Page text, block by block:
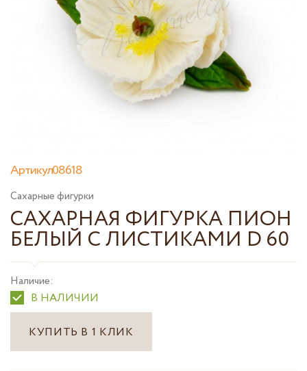
Артикул08618
Сахарные фигурки
САХАРНАЯ ФИГУРКА ПИОН
БЕЛЫЙ С ЛИСТИКАМИ D 60
Наличие:
В НАЛИЧИИ
КУПИТЬ В 1 КЛИК